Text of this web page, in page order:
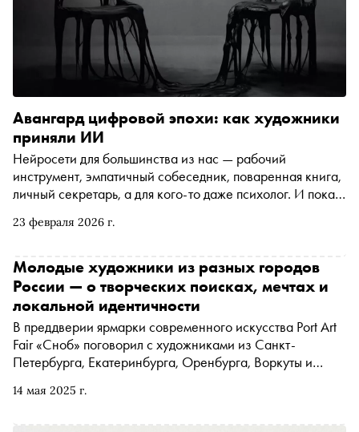
23 февраля 2026 г.
Авангард цифровой эпохи: как художники
приняли ИИ
Нейросети для большинства из нас — рабочий
инструмент, эмпатичный собеседник, поваренная книга,
личный секретарь, а для кого-то даже психолог. И пока
рассортировать письма, художники ищут в ИИ новую
превращаются в полноценный медиум, по просьбе
«Сноба» рассказывает кандидат искусствоведения
Александра Першеева из Школы дизайна НИУ ВШЭ
14 мая 2025 г.
Молодые художники из разных городов
России — о творческих поисках, мечтах и
локальной идентичности
В преддверии ярмарки современного искусства Port Art
Fair «Сноб» поговорил с художниками из Санкт-
Петербурга, Екатеринбурга, Оренбурга, Воркуты и
мотивирует заниматься искусством